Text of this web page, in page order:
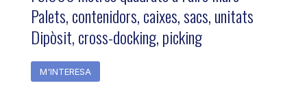
Palets, contenidors, caixes, sacs, unitats
Dipòsit, cross-docking, picking
M'INTERESA